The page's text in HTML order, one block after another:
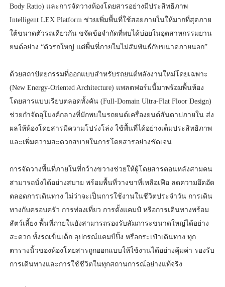
Body Ratio) และการจัดวางห้องโดยสารอย่างมีประสิทธิภาพ
Intelligent LEX Platform ช่วยเพิ่มพื้นที่ใช้สอยภายในให้มากที่สุดภาย
ใต้ขนาดตัวรถเดียวกัน ขจัดข้อจำกัดที่พบได้บ่อยในอุตสาหกรรมยาน
ยนต์อย่าง “ตัวรถใหญ่ แต่พื้นที่ภายในไม่สัมพันธ์กับขนาดภายนอก”
ด้วยสถาปัตยกรรมที่ออกแบบสำหรับรถยนต์พลังงานใหม่โดยเฉพาะ
(New Energy-Oriented Architecture) แพลตฟอร์มนี้มาพร้อมพื้นห้อง
โดยสารแบบเรียบตลอดทั้งคัน (Full-Domain Ultra-Flat Floor Design)
ช่วยกำจัดอุโมงค์กลางที่มักพบในรถยนต์เครื่องยนต์สันดาปภายใน ส่ง
ผลให้ห้องโดยสารมีความโปร่งโล่ง ใช้พื้นที่ได้อย่างเต็มประสิทธิภาพ
และเพิ่มความสะดวกสบายในการโดยสารอย่างชัดเจน
การจัดวางพื้นที่ภายในที่กว้างขวางช่วยให้ผู้โดยสารตอนหลังสามคน
สามารถนั่งได้อย่างสบาย พร้อมพื้นที่วางขาที่เหลือเฟือ ลดความอึดอัด
ตลอดการเดินทาง ไม่ว่าจะเป็นการใช้งานในชีวิตประจำวัน การเดิน
ทางกับครอบครัว การท่องเที่ยว การตั้งแคมป์ หรือการเดินทางพร้อม
สัตว์เลี้ยง พื้นที่ภายในยังสามารถรองรับสัมภาระขนาดใหญ่ได้อย่าง
สะดวก ทั้งรถเข็นเด็ก อุปกรณ์แคมป์ปิ้ง หรือกระเป๋าเดินทาง ทุก
ตารางนิ้วของห้องโดยสารถูกออกแบบให้ใช้งานได้อย่างคุ้มค่า รองรับ
การเดินทางและการใช้ชีวิตในทุกสถานการณ์อย่างแท้จริง